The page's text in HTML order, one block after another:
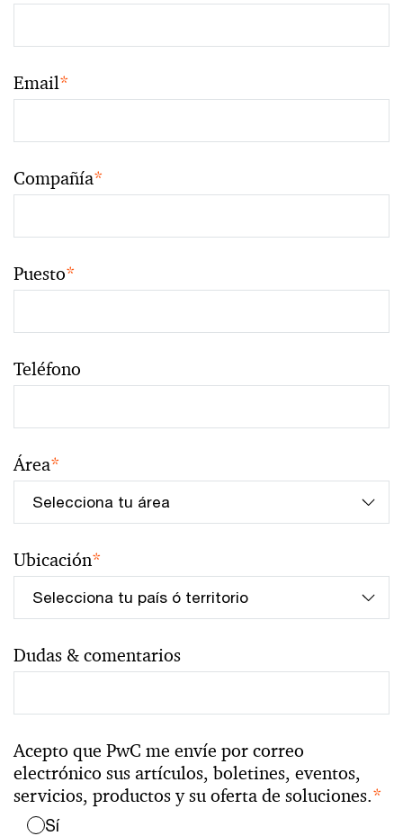
Email*
Compañía*
Puesto*
Teléfono
Área*
Ubicación*
Dudas & comentarios
Acepto que PwC me envíe por correo
electrónico sus artículos, boletines, eventos,
servicios, productos y su oferta de soluciones.*
Sí